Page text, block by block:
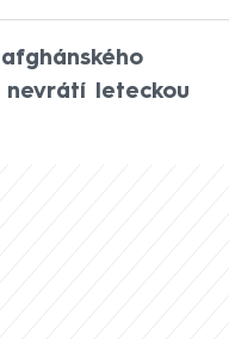
nevrátí leteckou